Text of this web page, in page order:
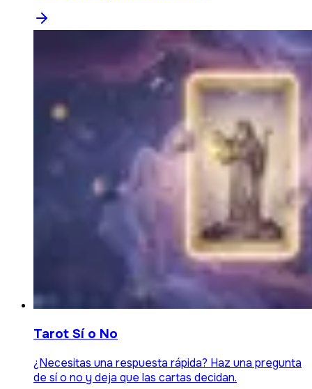
Tarot Sí o No
¿Necesitas una respuesta rápida? Haz una pregunta
de sí o no y deja que las cartas decidan.